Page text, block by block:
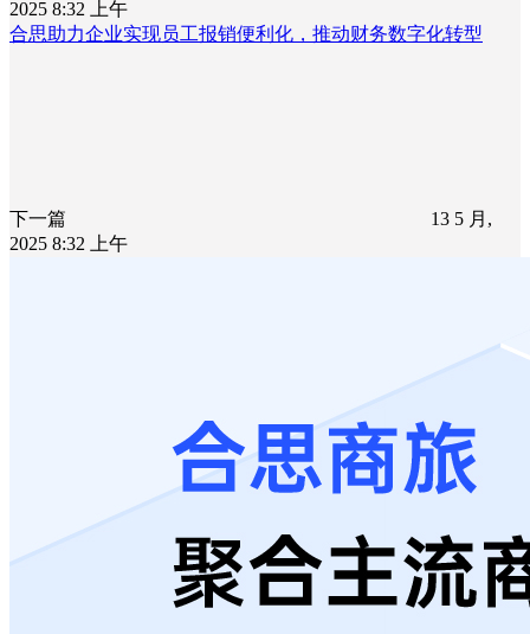
2025 8:32 上午
合思助力企业实现员工报销便利化，推动财务数字化转型
下一篇
13 5 月,
2025 8:32 上午